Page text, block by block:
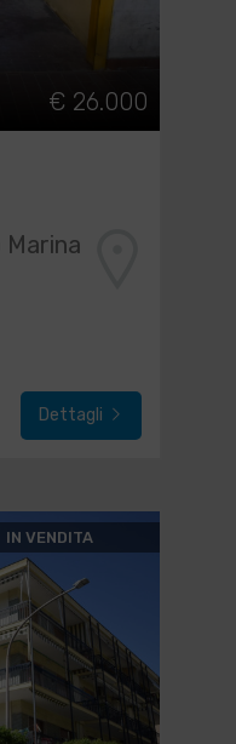
€ 26.000
Marina
Dettagli
IN VENDITA